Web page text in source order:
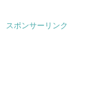
スポンサーリンク